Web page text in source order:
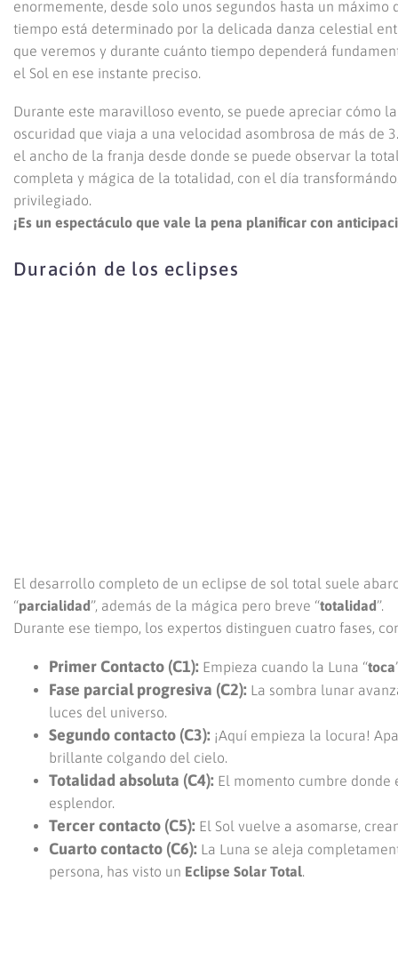
enormemente, desde solo unos segundos hasta un
tiempo está determinado por la delicada danza celestial
que veremos y durante cuánto tiempo dependerá
el Sol en ese instante preciso.
Durante este maravilloso evento, se puede apreciar cómo
oscuridad que viaja a una velocidad asombrosa de más de
el ancho de la franja desde donde se puede observar la
completa y mágica de la totalidad, con el día
privilegiado.
¡Es un espectáculo que vale la pena planificar con
Duración de los eclipses
El desarrollo completo de un eclipse de sol total suele
“parcialidad”, además de la mágica pero breve “totalidad”.
Durante ese tiempo, los expertos distinguen cuatro fases,
Primer Contacto (C1): Empieza cuando la Luna “toca
Fase parcial progresiva (C2): La sombra lunar
luces del universo.
Segundo contacto (C3): ¡Aquí empieza la locura!
brillante colgando del cielo.
Totalidad absoluta (C4): El momento cumbre donde
esplendor.
Tercer contacto (C5): El Sol vuelve a asomarse,
Cuarto contacto (C6): La Luna se aleja
persona, has visto un Eclipse Solar Total.